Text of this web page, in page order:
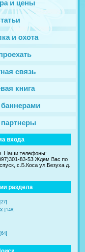
и цены
и охота
связь
книга
входа
Наши телефоны:
83-53 Ждем Вас по
c.Б.Коса ул.Безуха д.
раздела
[27]
[148]
[64]